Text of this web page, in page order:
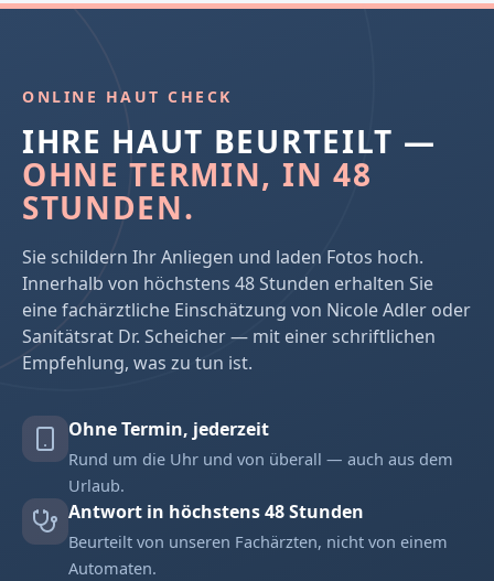
ONLINE HAUT CHECK
IHRE HAUT BEURTEILT —
OHNE TERMIN, IN 48
STUNDEN.
Sie schildern Ihr Anliegen und laden Fotos hoch.
Innerhalb von höchstens 48 Stunden erhalten Sie
eine fachärztliche Einschätzung von Nicole Adler oder
Sanitätsrat Dr. Scheicher — mit einer schriftlichen
Empfehlung, was zu tun ist.
Ohne Termin, jederzeit
Rund um die Uhr und von überall — auch aus dem
Urlaub.
Antwort in höchstens 48 Stunden
Beurteilt von unseren Fachärzten, nicht von einem
Automaten.